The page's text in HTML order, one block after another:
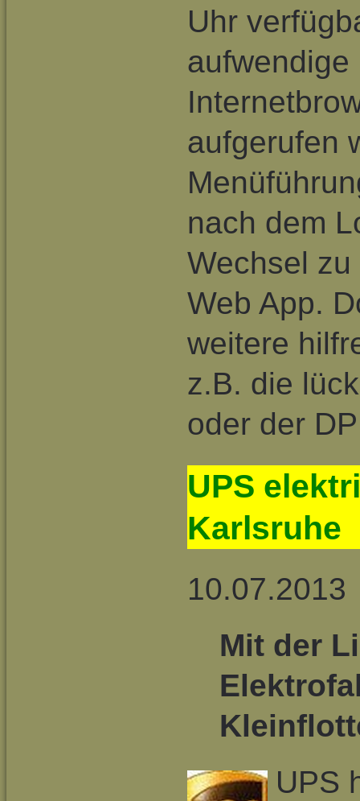
Uhr
aufgerufen
nach dem
Wechsel
Web App.
weitere
z.B. die
oder der
UPS
Karlsruhe
10.07.2013
Mit der
UPS